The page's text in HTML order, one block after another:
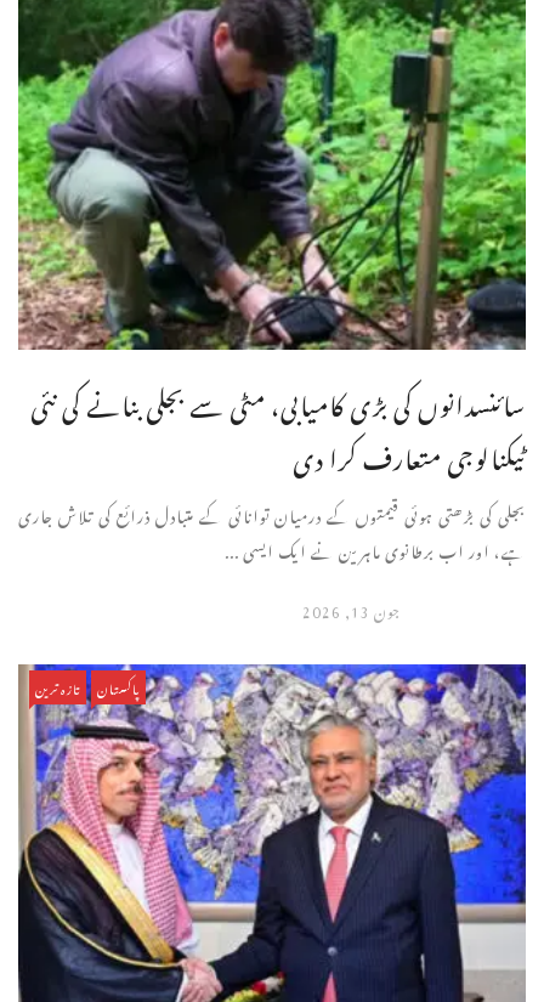
سائنسدانوں کی بڑی کامیابی، مٹی سے بجلی بنانے کی نئی
ٹیکنالوجی متعارف کرا دی
بجلی کی بڑھتی ہوئی قیمتوں کے درمیان توانائی کے متبادل ذرائع کی تلاش جاری
ہے، اور اب برطانوی ماہرین نے ایک ایسی ...
جون 13, 2026
پاکستان تازہ ترین